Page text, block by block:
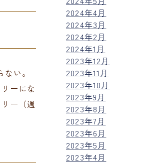
い。
ーにな
ー（週
2024年4月
2024年3月
2024年2月
2024年1月
2023年12月
2023年11月
2023年10月
2023年9月
2023年8月
2023年7月
2023年6月
2023年5月
2023年4月